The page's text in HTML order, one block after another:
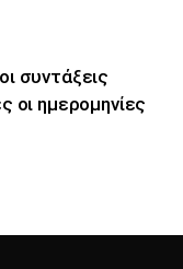
συντάξεις
οι ημερομηνίες